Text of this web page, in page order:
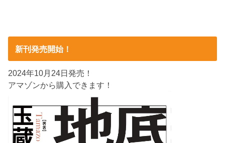
新刊発売開始！
2024年10月24日発売！
アマゾンから購入できます！